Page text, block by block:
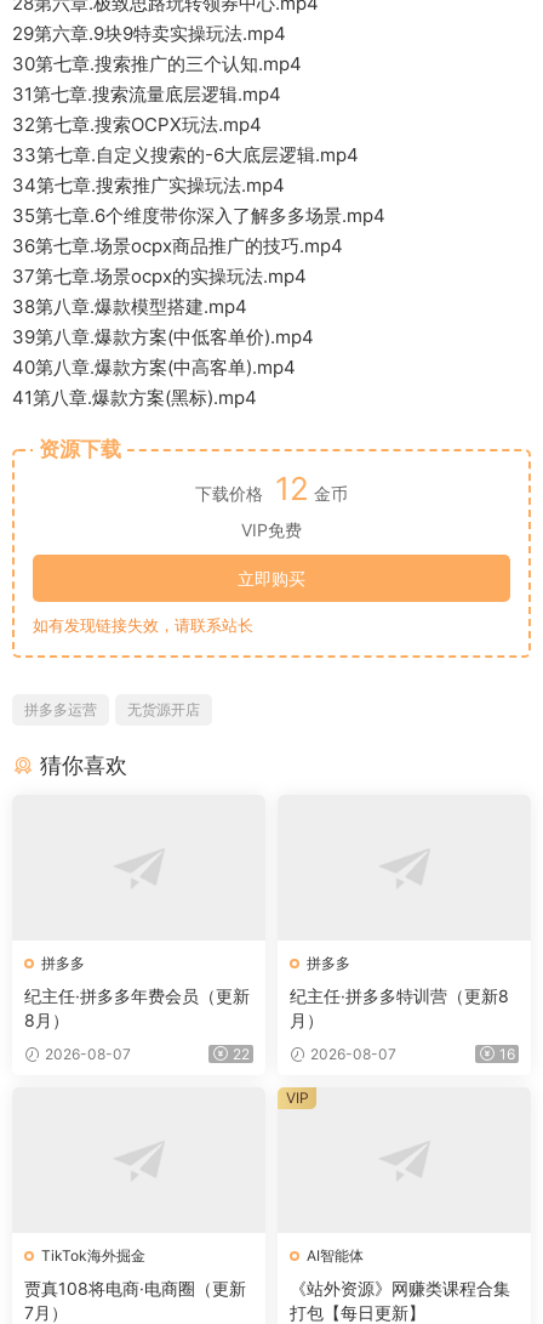
29第六章.9块9特卖实操玩法.mp4
30第七章.搜索推广的三个认知.mp4
31第七章.搜索流量底层逻辑.mp4
32第七章.搜索OCPX玩法.mp4
33第七章.自定义搜索的-6大底层逻辑.mp4
34第七章.搜索推广实操玩法.mp4
35第七章.6个维度带你深入了解多多场景.mp4
36第七章.场景ocpx商品推广的技巧.mp4
37第七章.场景ocpx的实操玩法.mp4
38第八章.爆款模型搭建.mp4
39第八章.爆款方案(中低客单价).mp4
40第八章.爆款方案(中高客单).mp4
41第八章.爆款方案(黑标).mp4
资源下载
下载价格 12 金币
VIP免费
立即购买
如有发现链接失效，请联系站长
拼多多运营 无货源开店
猜你喜欢
拼多多
纪主任·拼多多年费会员（更新
8月）
2026-08-07 22
拼多多
纪主任·拼多多特训营（更新8
月）
2026-08-07 16
TikTok海外掘金
贾真108将电商·电商圈（更新
7月）
AI智能体
《站外资源》网赚类课程合集
打包【每日更新】
VIP